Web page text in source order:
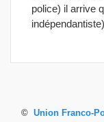
police) il arrive
© Union Franco-